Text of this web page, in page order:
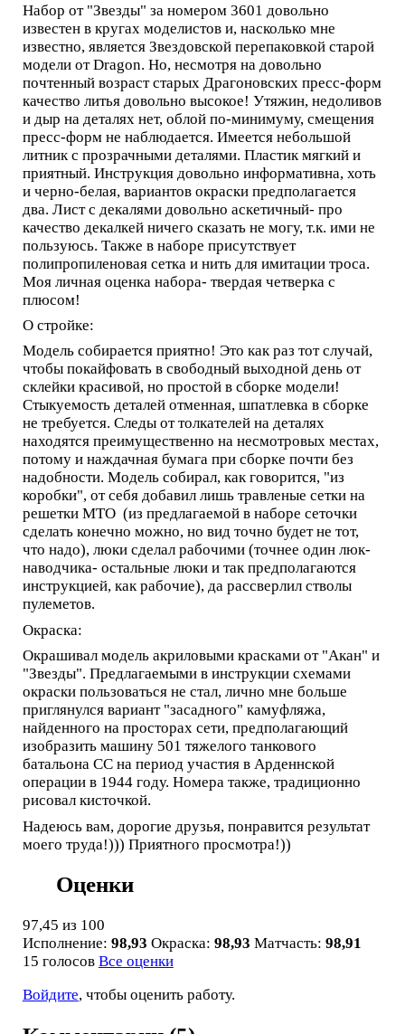
Набор от "Звезды" за номером 3601 довольно
известен в кругах моделистов и, насколько мне
известно, является Звездовской перепаковкой старой
модели от Dragon. Но, несмотря на довольно
почтенный возраст старых Драгоновских пресс-форм
качество литья довольно высокое! Утяжин, недоливов
и дыр на деталях нет, облой по-минимуму, смещения
пресс-форм не наблюдается. Имеется небольшой
литник с прозрачными деталями. Пластик мягкий и
приятный. Инструкция довольно информативна, хоть
и черно-белая, вариантов окраски предполагается
два. Лист с декалями довольно аскетичный- про
качество декалкей ничего сказать не могу, т.к. ими не
пользуюсь. Также в наборе присутствует
полипропиленовая сетка и нить для имитации троса.
Моя личная оценка набора- твердая четверка с
плюсом!
О стройке:
Модель собирается приятно! Это как раз тот случай,
чтобы покайфовать в свободный выходной день от
склейки красивой, но простой в сборке модели!
Стыкуемость деталей отменная, шпатлевка в сборке
не требуется. Следы от толкателей на деталях
находятся преимущественно на несмотровых местах,
потому и наждачная бумага при сборке почти без
надобности. Модель собирал, как говорится, "из
коробки", от себя добавил лишь травленые сетки на
решетки МТО (из предлагаемой в наборе сеточки
сделать конечно можно, но вид точно будет не тот,
что надо), люки сделал рабочими (точнее один люк-
наводчика- остальные люки и так предполагаются
инструкцией, как рабочие), да рассверлил стволы
пулеметов.
Окраска:
Окрашивал модель акриловыми красками от "Акан" и
"Звезды". Предлагаемыми в инструкции схемами
окраски пользоваться не стал, лично мне больше
приглянулся вариант "засадного" камуфляжа,
найденного на просторах сети, предполагающий
изобразить машину 501 тяжелого танкового
батальона СС на период участия в Арденнской
операции в 1944 году. Номера также, традиционно
рисовал кисточкой.
Надеюсь вам, дорогие друзья, понравится результат
моего труда!))) Приятного просмотра!))
Оценки
97,45 из 100
Исполнение: 98,93 Окраска: 98,93 Матчасть: 98,91
15 голосов Все оценки
Войдите, чтобы оценить работу.